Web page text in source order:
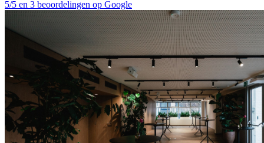
5/5 en 3 beoordelingen op Google